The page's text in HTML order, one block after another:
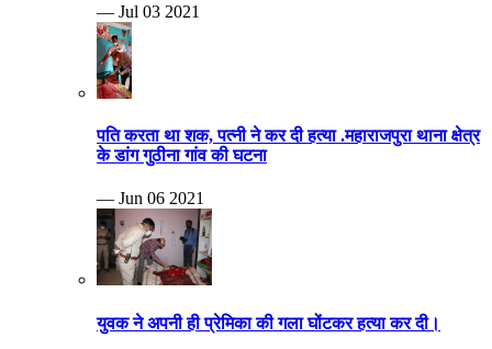
— Jul 03 2021
पति करता था शक, पत्नी ने कर दी हत्या .महाराजपुरा थाना क्षेत्र
के डांग गुठीना गांव की घटना
— Jun 06 2021
युवक ने अपनी ही प्रेमिका की गला घोंटकर हत्या कर दी।